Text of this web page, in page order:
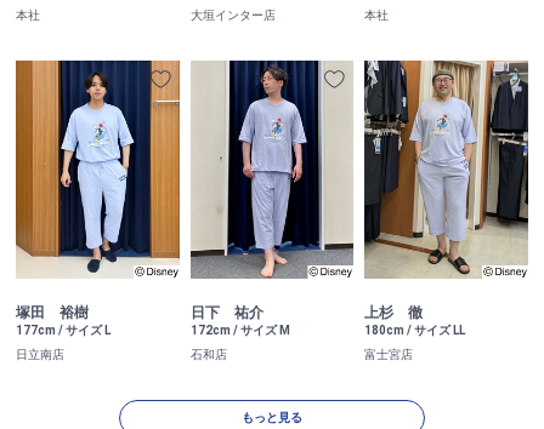
本社
大垣インター店
本社
塚田 裕樹
177cm / サイズ L
日立南店
日下 祐介
172cm / サイズ M
石和店
上杉 徹
180cm / サイズ LL
富士宮店
もっと見る